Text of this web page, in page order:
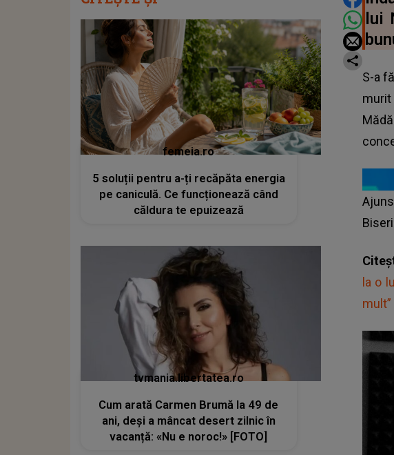
lui
S-a
murit
la o
mult”
femeia.ro
5 soluții pentru a-ți recăpăta energia
pe caniculă. Ce funcționează când
căldura te epuizează
tvmania.libertatea.ro
Cum arată Carmen Brumă la 49 de
ani, deși a mâncat desert zilnic în
vacanță: «Nu e noroc!» [FOTO]